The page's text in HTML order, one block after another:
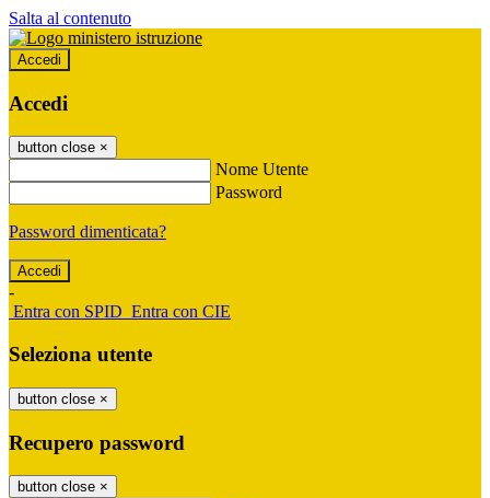
Salta al contenuto
Accedi
Accedi
button close ×
Nome Utente
Password
Password dimenticata?
-
Entra con SPID Entra con CIE
Seleziona utente
button close ×
Recupero password
button close ×